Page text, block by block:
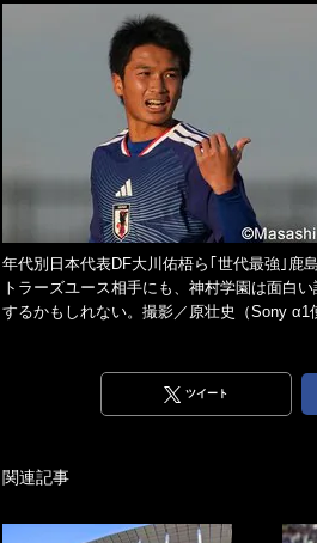
年代別日本代表DF大川佑梧ら｢世代最強｣鹿
トラーズユース相手にも、神村学園は面白い
するかもしれない。撮影／原壮史（Sony α1
ツイート
関連記事